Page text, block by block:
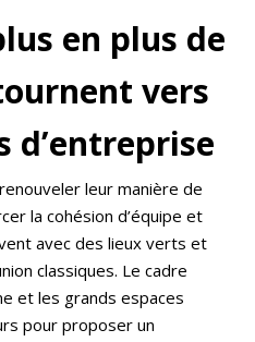
en plus de
vers
d’entreprise
leur manière de
la cohésion d’équipe et
avec des lieux verts et
classiques. Le cadre
et les grands espaces
pour proposer un